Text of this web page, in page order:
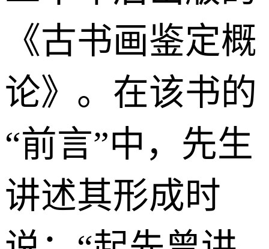
《古书画鉴定概
论》。在该书的
“前言”中，先生
讲述其形成时